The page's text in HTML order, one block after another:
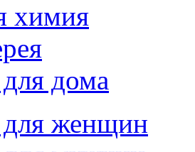
химия
дома
женщин